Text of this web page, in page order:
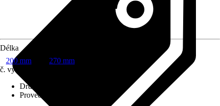
Délka
200 mm
270 mm
č. výrobku
Druh výrobku
Provedení